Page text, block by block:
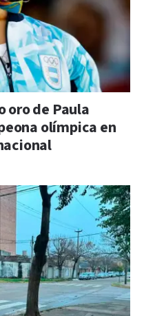
oro de Paula
olímpica en